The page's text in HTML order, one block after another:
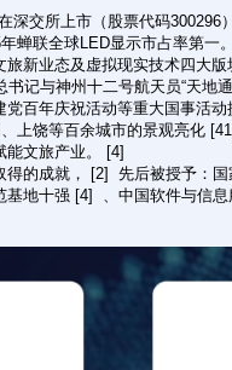
伺服电机连接器系
列
接线端子连接器系
列
电源座 & 电池座连
深交所上市（股票代码
蝉联全球LED显示市占率第一
新业态及虚拟现实技术四大
记与神州十二号航天员“天地
百年庆祝活动等重大国事活
上饶等百余城市的景观亮化
能文旅产业。 [4]
的成就， [2] 先后被授予：国
基地十强 [4] 、中国软件与信